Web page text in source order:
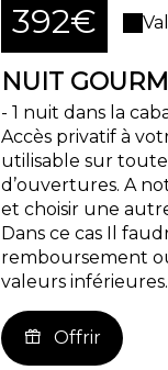
392€
NUIT
- 1 nuit dans la
Accès privatif à
utilisable sur
d’ouvertures. A
et choisir une
Dans ce cas Il
remboursement
valeurs inférieures.
Offrir